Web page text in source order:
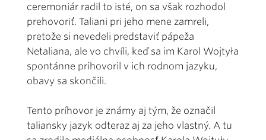
ceremoniár radil to isté, on sa však rozhodol
prehovoriť. Taliani pri jeho mene zamreli,
pretože si nevedeli predstaviť pápeža
Netaliana, ale vo chvíli, keď sa im Karol Wojtyła
spontánne prihovoril v ich rodnom jazyku,
obavy sa skončili.
Tento príhovor je známy aj tým, že označil
taliansky jazyk odteraz aj za jeho vlastný. A tu